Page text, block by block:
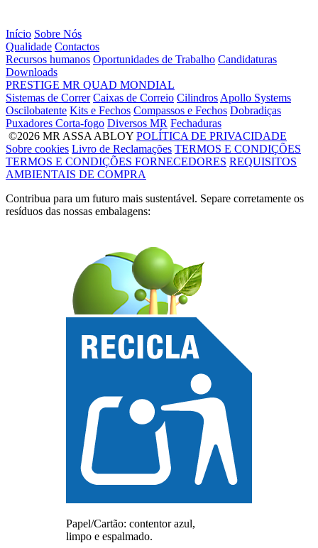
Início Sobre Nós
Qualidade Contactos
Recursos humanos Oportunidades de Trabalho Candidaturas
Downloads
PRESTIGE MR QUAD MONDIAL
Sistemas de Correr Caixas de Correio Cilindros Apollo Systems
Oscilobatente Kits e Fechos Compassos e Fechos Dobradiças
Puxadores Corta-fogo Diversos MR Fechaduras
©2026 MR ASSA ABLOY POLÍTICA DE PRIVACIDADE
Sobre cookies Livro de Reclamações TERMOS E CONDIÇÕES
TERMOS E CONDIÇÕES FORNECEDORES REQUISITOS
AMBIENTAIS DE COMPRA
Contribua para um futuro mais sustentável. Separe corretamente os
resíduos das nossas embalagens:
Papel/Cartão: contentor azul,
limpo e espalmado.